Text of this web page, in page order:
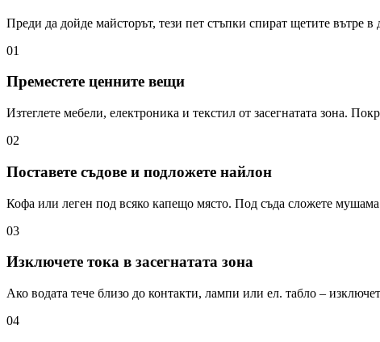
Преди да дойде майсторът, тези пет стъпки спират щетите вътре
01
Преместете ценните вещи
Изтеглете мебели, електроника и текстил от засегнатата зона.
02
Поставете съдове и подложете найлон
Кофа или леген под всяко капещо място. Под съда сложете
03
Изключете тока в засегнатата зона
Ако водата тече близо до контакти, лампи или ел. табло –
04